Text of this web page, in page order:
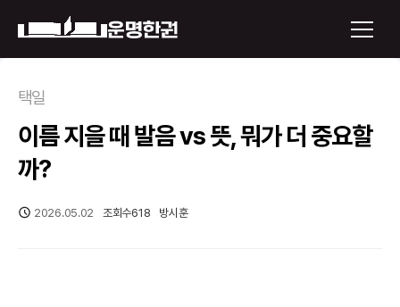
운명한권 보기
택일
이름 지을 때 발음 vs 뜻, 뭐가 더 중요할
까?
2026.05.02 조회수618 방시훈